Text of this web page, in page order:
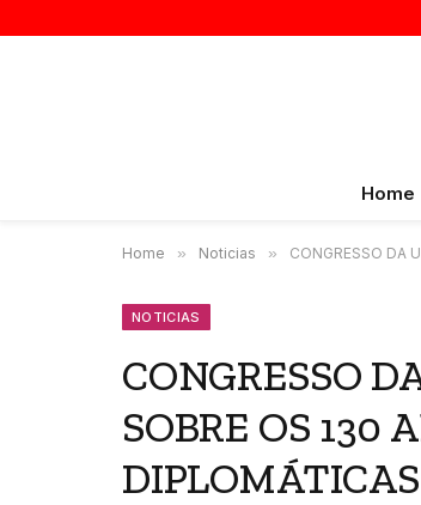
Home
Home » Noticias » CONGRESSO DA
NOTICIAS
CONGRESSO
SOBRE OS 130